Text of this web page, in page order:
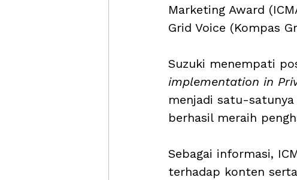
Marketing Award
Grid Voice (Kompas
Suzuki menempati
implementation in
menjadi satu-
berhasil meraih
Sebagai informasi,
terhadap konten